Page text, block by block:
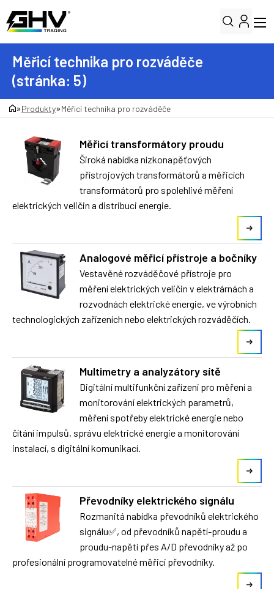
Měřicí technika pro rozváděče
(stránka: 5)
»Produkty»Měřicí technika pro rozváděče
Měřicí transformátory proudu
Široká nabídka nízkonapěťových
přístrojových transformátorů a měřicích
transformátorů pro spolehlivé měření
elektrických veličin a distribuci energie.
Analogové měřicí přístroje a bočníky
Vestavěné rozváděčové přístroje pro
měření elektrických veličin v elektrárnách a
rozvodnách elektrické energie, ve výrobních
technologických zařízeních nebo elektrických rozváděčích.
Multimetry a analyzátory sítě
Digitální multifunkční zařízení pro měření a
monitorování elektrických parametrů,
měření spotřeby elektrické energie nebo
čítání impulsů, správu elektrické energie a monitorování
instalací, s digitální komunikací.
Převodníky elektrického signálu
Rozmanitá nabídka převodníků elektrického
signálu✅, od převodníků napětí-proudu a
proudu-napětí přes A/D převodníky až po
profesionální programovatelné měřicí převodníky.